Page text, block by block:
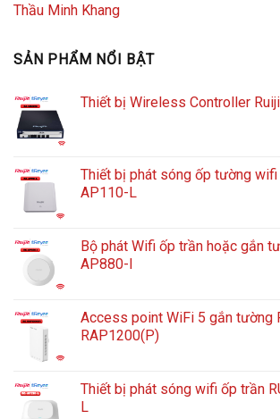
Thầu Minh Khang
SẢN PHẨM NỔI BẬT
Thiết bị Wireless Controller
Thiết bị phát sóng ốp tường wifi
AP110-L
Bộ phát Wifi ốp trần hoặc gắn
AP880-I
Access point WiFi 5 gắn tường
RAP1200(P)
Thiết bị phát sóng wifi ốp trần
L